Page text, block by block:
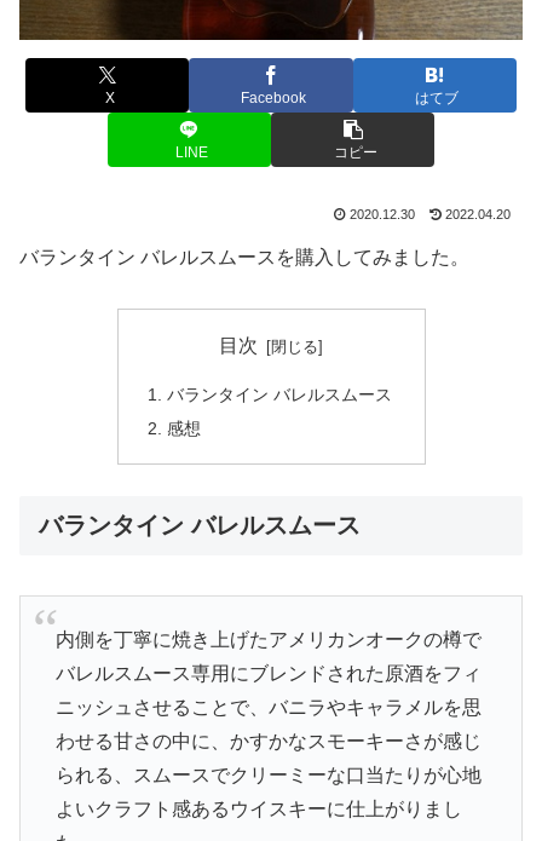
X Facebook はてブ
LINE コピー
2020.12.30 2022.04.20
バランタイン バレルスムースを購入してみました。
目次
バランタイン バレルスムース
感想
バランタイン バレルスムース
内側を丁寧に焼き上げたアメリカンオークの樽で
バレルスムース専用にブレンドされた原酒をフィ
ニッシュさせることで、バニラやキャラメルを思
わせる甘さの中に、かすかなスモーキーさが感じ
られる、スムースでクリーミーな口当たりが心地
よいクラフト感あるウイスキーに仕上がりまし